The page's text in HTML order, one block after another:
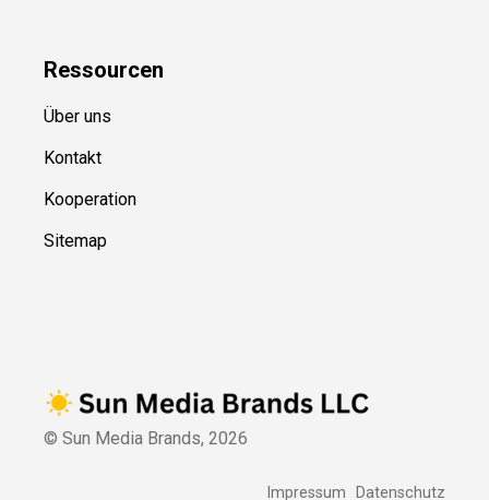
Ressourcen
Über uns
Kontakt
Kooperation
Sitemap
© Sun Media Brands, 2026
Impressum Datenschutz